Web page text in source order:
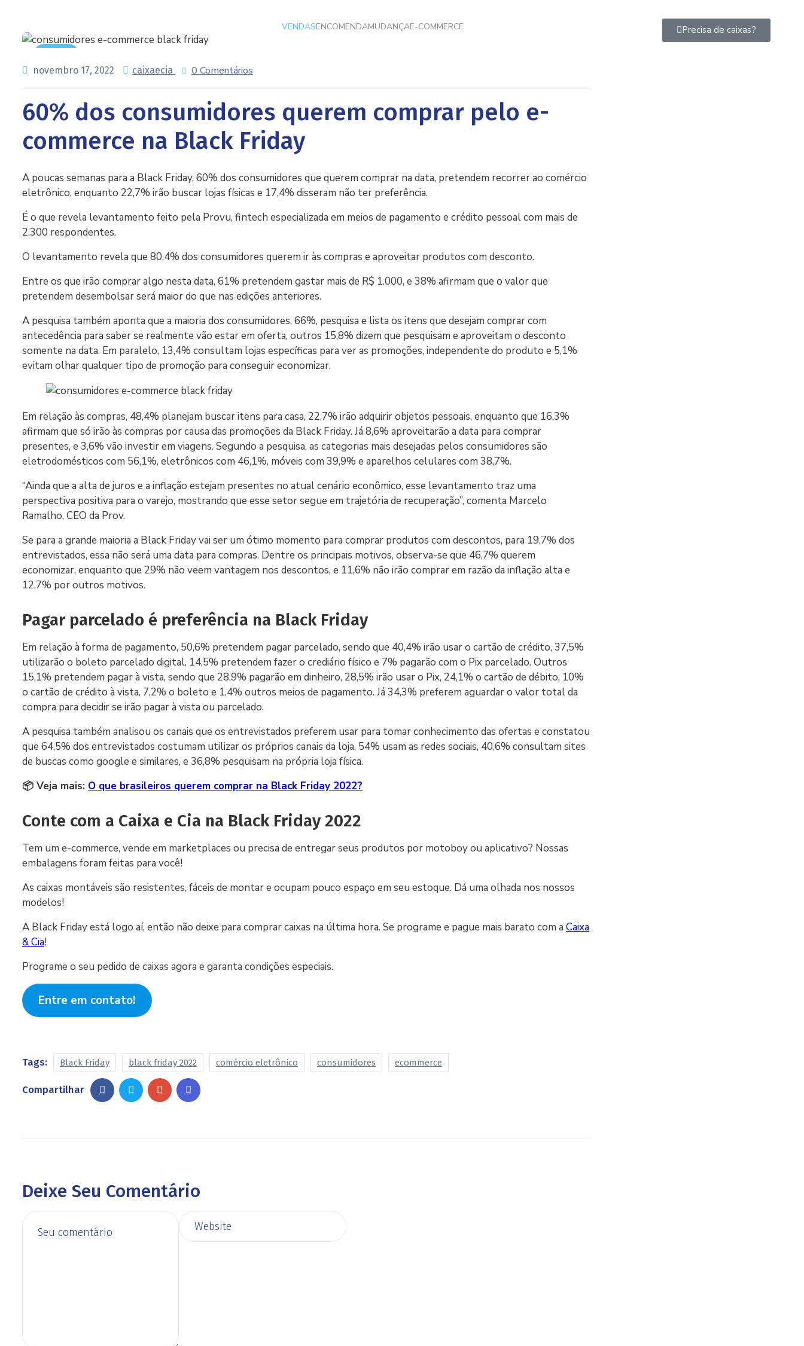
VENDASENCOMENDAMUDANÇAE-COMMERCE Precisa de caixas?
novembro 17, 2022
caixaecia 0 Comentários
60% dos consumidores querem comprar pelo e-
commerce na Black Friday
A poucas semanas para a Black Friday, 60% dos consumidores que querem comprar na data, pretendem recorrer ao comércio
eletrônico, enquanto 22,7% irão buscar lojas físicas e 17,4% disseram não ter preferência.
É o que revela levantamento feito pela Provu, fintech especializada em meios de pagamento e crédito pessoal com mais de
2.300 respondentes.
O levantamento revela que 80,4% dos consumidores querem ir às compras e aproveitar produtos com desconto.
Entre os que irão comprar algo nesta data, 61% pretendem gastar mais de R$ 1.000, e 38% afirmam que o valor que
pretendem desembolsar será maior do que nas edições anteriores.
A pesquisa também aponta que a maioria dos consumidores, 66%, pesquisa e lista os itens que desejam comprar com
antecedência para saber se realmente vão estar em oferta, outros 15,8% dizem que pesquisam e aproveitam o desconto
somente na data. Em paralelo, 13,4% consultam lojas específicas para ver as promoções, independente do produto e 5,1%
evitam olhar qualquer tipo de promoção para conseguir economizar.
Em relação às compras, 48,4% planejam buscar itens para casa, 22,7% irão adquirir objetos pessoais, enquanto que 16,3%
afirmam que só irão às compras por causa das promoções da Black Friday. Já 8,6% aproveitarão a data para comprar
presentes, e 3,6% vão investir em viagens. Segundo a pesquisa, as categorias mais desejadas pelos consumidores são
eletrodomésticos com 56,1%, eletrônicos com 46,1%, móveis com 39,9% e aparelhos celulares com 38,7%.
“Ainda que a alta de juros e a inflação estejam presentes no atual cenário econômico, esse levantamento traz uma
perspectiva positiva para o varejo, mostrando que esse setor segue em trajetória de recuperação”, comenta Marcelo
Ramalho, CEO da Prov.
Se para a grande maioria a Black Friday vai ser um ótimo momento para comprar produtos com descontos, para 19,7% dos
entrevistados, essa não será uma data para compras. Dentre os principais motivos, observa-se que 46,7% querem
economizar, enquanto que 29% não veem vantagem nos descontos, e 11,6% não irão comprar em razão da inflação alta e
12,7% por outros motivos.
Pagar parcelado é preferência na Black Friday
Em relação à forma de pagamento, 50,6% pretendem pagar parcelado, sendo que 40,4% irão usar o cartão de crédito, 37,5%
utilizarão o boleto parcelado digital, 14,5% pretendem fazer o crediário físico e 7% pagarão com o Pix parcelado. Outros
15,1% pretendem pagar à vista, sendo que 28,9% pagarão em dinheiro, 28,5% irão usar o Pix, 24,1% o cartão de débito, 10%
o cartão de crédito à vista, 7,2% o boleto e 1,4% outros meios de pagamento. Já 34,3% preferem aguardar o valor total da
compra para decidir se irão pagar à vista ou parcelado.
A pesquisa também analisou os canais que os entrevistados preferem usar para tomar conhecimento das ofertas e constatou
que 64,5% dos entrevistados costumam utilizar os próprios canais da loja, 54% usam as redes sociais, 40,6% consultam sites
de buscas como google e similares, e 36,8% pesquisam na própria loja física.
📦 Veja mais: O que brasileiros querem comprar na Black Friday 2022?
Conte com a Caixa e Cia na Black Friday 2022
Tem um e-commerce, vende em marketplaces ou precisa de entregar seus produtos por motoboy ou aplicativo? Nossas
embalagens foram feitas para você!
As caixas montáveis são resistentes, fáceis de montar e ocupam pouco espaço em seu estoque. Dá uma olhada nos nossos
modelos!
A Black Friday está logo aí, então não deixe para comprar caixas na última hora. Se programe e pague mais barato com a Caixa
& Cia!
Programe o seu pedido de caixas agora e garanta condições especiais.
Entre em contato!
Tags: Black Friday black friday 2022 comércio eletrônico consumidores ecommerce
Compartilhar
Deixe Seu Comentário